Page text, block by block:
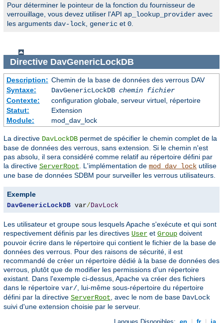
Pour déterminer le pointeur de la fonction du fournisseur de
verrouillage, vous devez utiliser l'API ap_lookup_provider avec
les arguments dav-lock generic et 0
Directive DavGenericLockDB
Description: Chemin de la base de données des verrous DAV
Syntaxe:
DavGenericLockDB chemin fichier
Contexte:
configuration globale, serveur virtuel, répertoire
Statut:
Extension
Module:
mod_dav_lock
La directive DavLockDB permet de spécifier le chemin complet de la
base de données des verrous, sans extension. Si le chemin n'est
pas absolu, il sera considéré comme relatif au répertoire défini par
la directive ServerRoot. L'implémentation de mod_dav_lock utilise
une base de données SDBM pour surveiller les verrous utilisateurs.
Exemple
DavGenericLockDB var/DavLock
Les utilisateur et groupe sous lesquels Apache s'exécute et qui sont
respectivement définis par les directives User et Group doivent
pouvoir écrire dans le répertoire qui contient le fichier de la base de
données des verrous. Pour des raisons de sécurité, il est
recommandé de créer un répertoire dédié à la base de données des
verrous, plutôt que de modifier les permissions d'un répertoire
existant. Dans l'exemple ci-dessus, Apache va créer des fichiers
dans le répertoire var/, lui-même sous-répertoire du répertoire
défini par la directive ServerRoot, avec le nom de base DavLock
suivi d'une extension choisie par le serveur.